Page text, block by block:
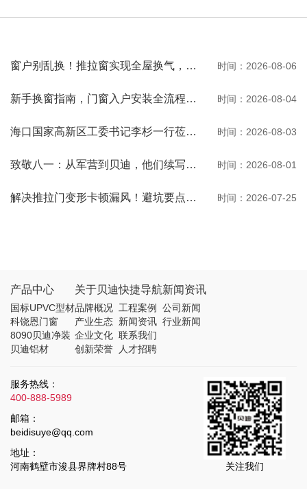
窗户别乱换！推拉窗实现全屋换气，观景通风两不误 时间：2026-08-06
新手换窗指南，门窗入户安装全流程一次性讲清 时间：2026-08-04
海口国家高新区工委书记李杉一行莅临河南贝迪考察交流 时间：2026-08-03
致敬八一：从军营到贝迪，他们续写荣光 时间：2026-08-01
解决推拉门变形卡顿漏风！避坑要点与选购秘诀 时间：2026-07-25
产品中心
国标UPVC型材
科饶恩门窗
8090贝迪净装
贝迪铝材
关于贝迪
品牌概况
产业生态
企业文化
创新荣誉
快捷导航
工程案例
新闻资讯
联系我们
人才招聘
新闻资讯
公司新闻
行业新闻
服务热线：
400-888-5989
邮箱：
beidisuye@qq.com
地址：
河南鹤壁市浚县界牌村88号
关注我们